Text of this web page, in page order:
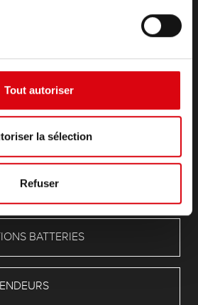
Tout autoriser
la sélection
Refuser
vente (CGV)
BATTERIES